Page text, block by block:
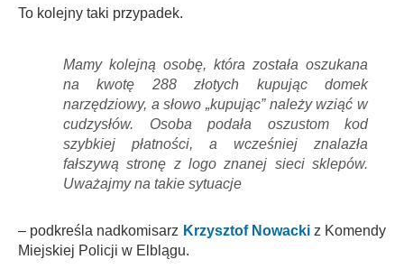
To kolejny taki przypadek.
Mamy kolejną osobę, która została oszukana
na kwotę 288 złotych kupując domek
narzędziowy, a słowo „kupując” należy wziąć w
cudzysłów. Osoba podała oszustom kod
szybkiej płatności, a wcześniej znalazła
fałszywą stronę z logo znanej sieci sklepów.
Uważajmy na takie sytuacje
– podkreśla nadkomisarz Krzysztof Nowackiz Komendy
Miejskiej Policji w Elblągu.